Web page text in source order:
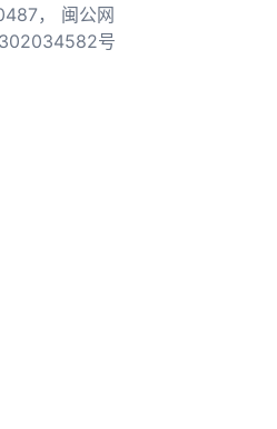
，
闽公网
号